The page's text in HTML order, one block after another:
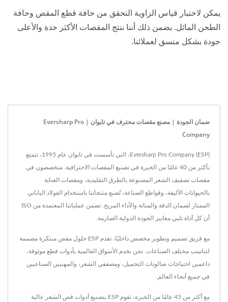
يمكن لاختبار قياس الزاوية التحقق من حافة قطع المقص وحافة
الطحن المائل. يضمن ذلك أننا ننتج المقصات الأكثر حدة والأعلى
جودة بشكل متسق لعملائنا.
ضمان الجودة | مصنع مقصات محترف في تايوان | Eversharp Pro
Company
Eversharp Pro Company (ESP)، التي تأسست في تايوان عام 1995، تتمتع
بأكثر من 40 عامًا من الخبرة في تصنيع المقصات الاحترافية. متخصصون في
مقصات تصفيف الشعر المصنوعة بالطرق التقليدية، ومقصات العناية
بالحيوانات الأليفة، وقواطع الصناعة، تُصنع منتجاتنا باستخدام الفولاذ الياباني
الممتاز لضمان الدقة والمتانة والأداء المريح. تضمن عملياتنا المعتمدة من ISO
أن كل أداة تلبي معايير الجودة الدولية الصارمة.
مع فريق تصميم وتطوير مخصص داخليًا، تقدم ESP حلول مقص مبتكرة مصممة
لتناسب مختلف الصناعات. نحن نخدم الأسواق العالمية بأدوات قطع موثوقة،
داعمين احتياجات صالونات التجميل، ومصففي الشعر، والمهنيين الصناعيين
في جميع أنحاء العالم.
مع أكثر من 45 عامًا من الخبرة، تقوم ESP بتصنيع أدوات قص الشعر عالية